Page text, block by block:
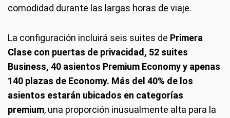
comodidad durante las largas horas de viaje.
La configuración incluirá seis suites de Primera
Clase con puertas de privacidad, 52 suites
Business, 40 asientos Premium Economy y apenas
140 plazas de Economy. Más del 40% de los
asientos estarán ubicados en categorías
premium, una proporción inusualmente alta para la